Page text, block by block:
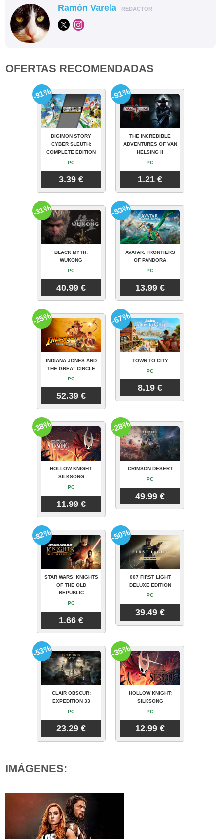
Ramón Varela REDACTOR
OFERTAS RECOMENDADAS
DIGIMON STORY
CYBER SLEUTH:
COMPLETE EDITION
PC
3.39 €
-91%
THE INCREDIBLE
ADVENTURES OF VAN
HELSING II
PC
1.21 €
-91%
BLACK MYTH:
WUKONG
PC
40.99 €
-31%
AVATAR: FRONTIERS
OF PANDORA
PC
13.99 €
-53%
INDIANA JONES AND
THE GREAT CIRCLE
PC
52.39 €
-25%
TOWN TO CITY
PC
8.19 €
-67%
HOLLOW KNIGHT:
SILKSONG
PC
11.99 €
-38%
CRIMSON DESERT
PC
49.99 €
-28%
STAR WARS: KNIGHTS
OF THE OLD
REPUBLIC
PC
1.66 €
-82%
007 FIRST LIGHT
DELUXE EDITION
PC
39.49 €
-50%
CLAIR OBSCUR:
EXPEDITION 33
PC
23.29 €
-53%
HOLLOW KNIGHT:
SILKSONG
PC
12.99 €
-35%
IMÁGENES: